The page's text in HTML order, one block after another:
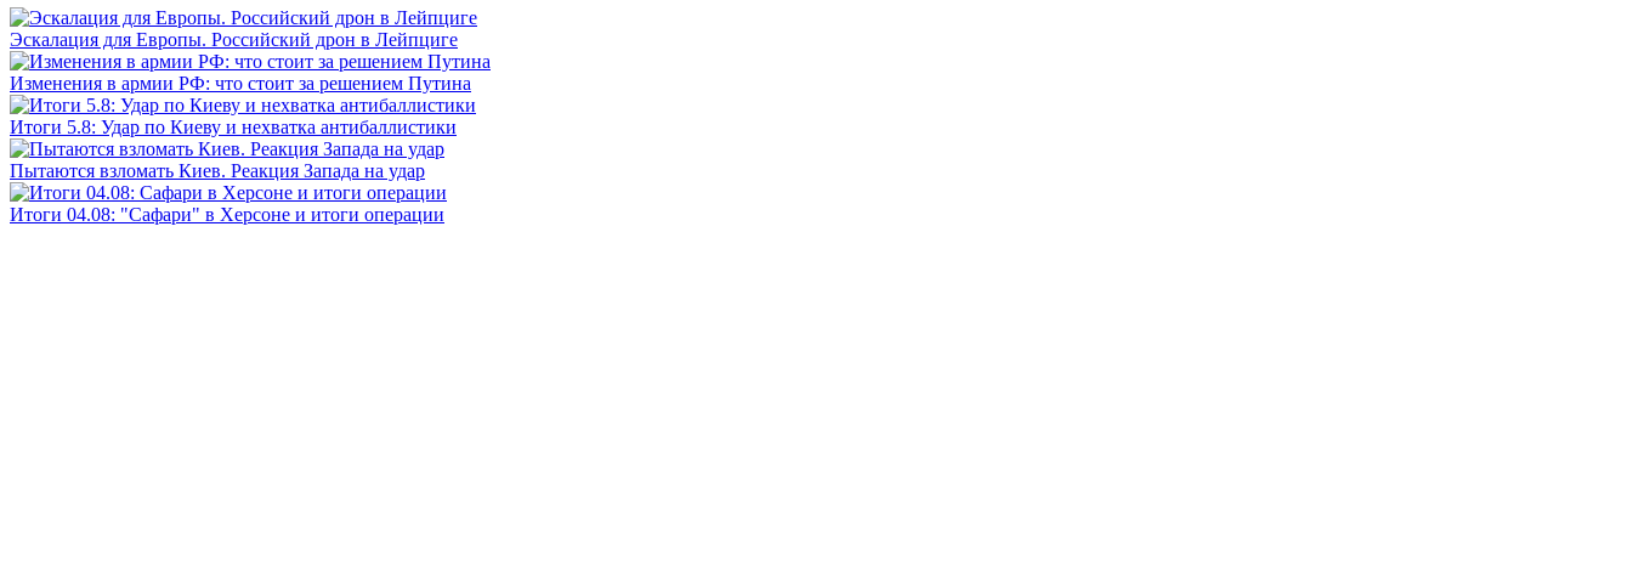
Эскалация для Европы. Российский дрон в Лейпциге
Изменения в армии РФ: что стоит за решением Путина
Итоги 5.8: Удар по Киеву и нехватка антибаллистики
Пытаются взломать Киев. Реакция Запада на удар
Итоги 04.08: "Сафари" в Херсоне и итоги операции